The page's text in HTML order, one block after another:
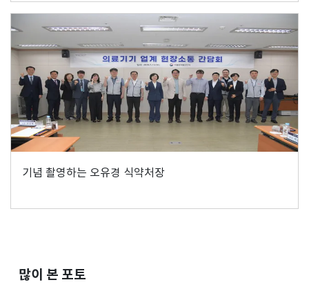
기념 촬영하는 오유경 식약처장
많이 본 포토